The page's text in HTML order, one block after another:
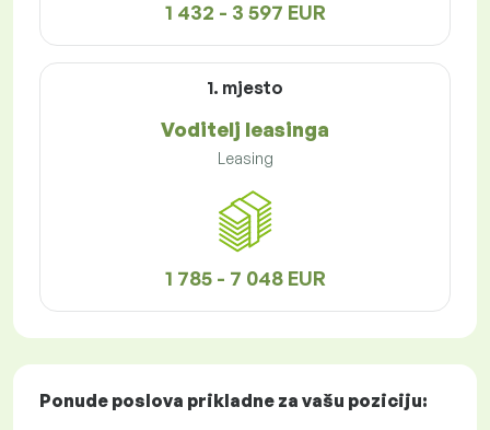
1 432 - 3 597 EUR
1. mjesto
Voditelj leasinga
Leasing
1 785 - 7 048 EUR
Ponude poslova prikladne za vašu poziciju: